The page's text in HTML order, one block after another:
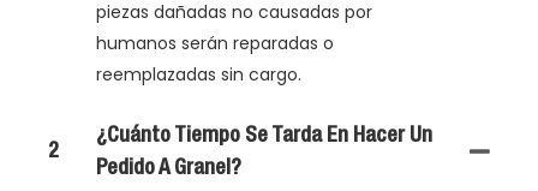
piezas dañadas no causadas por
humanos serán reparadas o
reemplazadas sin cargo.
2
¿Cuánto Tiempo Se Tarda En Hacer Un
Pedido A Granel?